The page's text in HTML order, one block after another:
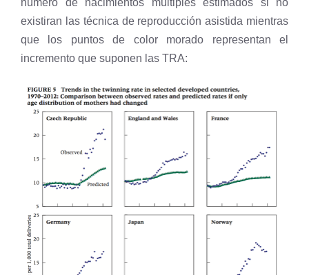
número de nacimientos múltiples estimados si no
existiran las técnica de reproducción asistida mientras
que los puntos de color morado representan el
incremento que suponen las TRA: